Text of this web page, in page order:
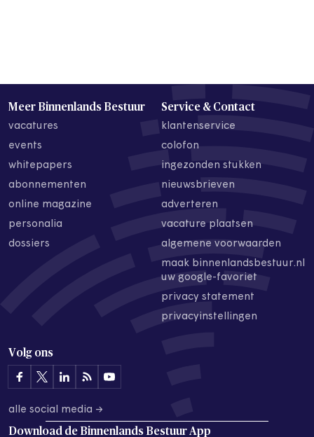
Meer Binnenlands Bestuur
vacatures
events
whitepapers
abonnementen
online magazine
personalia
dossiers
Service & Contact
klantenservice
colofon
ingezonden stukken
nieuwsbrieven
adverteren
vacature plaatsen
algemene voorwaarden
maak binnenlandsbestuur.nl
uw google-favoriet
privacy statement
privacyinstellingen
Volg ons
alle social media →
Download de Binnenlands Bestuur App